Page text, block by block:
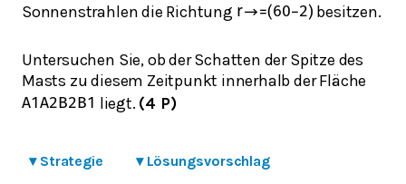
Sonnenstrahlen die Richtung r→=(60−2) besitzen.
Untersuchen Sie, ob der Schatten der Spitze des
Masts zu diesem Zeitpunkt innerhalb der Fläche
A1 A2 B2 B1 liegt. (4 P)
▾ Strategie ▾ Lösungsvorschlag